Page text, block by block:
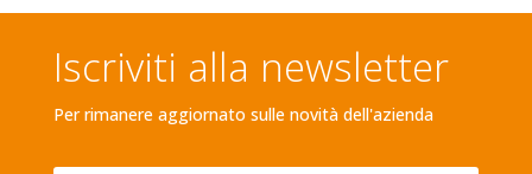
Iscriviti alla newsletter
Per rimanere aggiornato sulle novità dell'azienda